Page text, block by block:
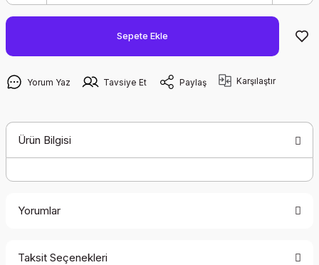
Sepete Ekle
Yorum Yaz Tavsiye Et Paylaş Karşılaştır
Ürün Bilgisi
Yorumlar
Taksit Seçenekleri